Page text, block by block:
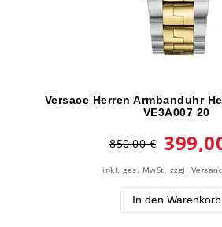
Versace Herren Armbanduhr
VE3A007 20
850,00 €
inkl. ges. MwSt. zzgl.
In den Warenkorb